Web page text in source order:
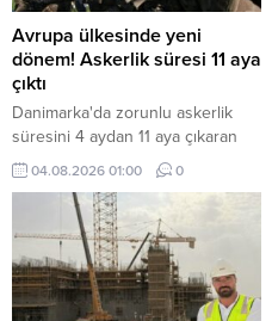
Avrupa ülkesinde yeni
dönem! Askerlik süresi 11 aya
çıktı
Danimarka'da zorunlu askerlik
süresini 4 aydan 11 aya çıkaran
yeni uygulama kapsamında ilk
grup, askerlik hizmetine başladı.
04.08.2026 01:00 0